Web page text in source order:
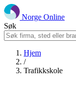
Norge Online
Søk
Hjem
/
Trafikkskole